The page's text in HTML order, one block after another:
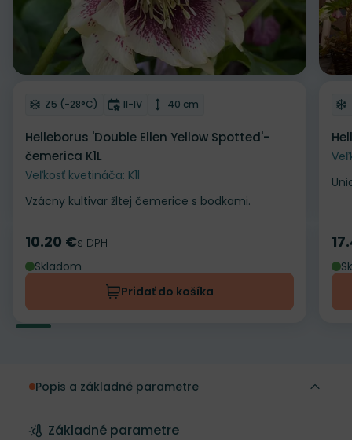
Odober do zoznamu želaní
Mrazuvzdornosť
Z5 (-28°C) Doba kvitnutia
II-IV Výška rastliny
40 cm
Helleborus 'Double Ellen Yellow Spotted'-
čemerica K1L
Veľkosť kvetináča: K1l
Vzácny kultivar žltej čemerice s bodkami.
Cena
10.20 €s DPH
Skladom
Pridať do košíka
Popis a základné parametre
Základné parametre